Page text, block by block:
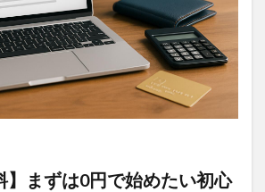
】まずは0円で始めたい初心